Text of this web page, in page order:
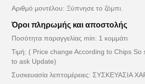
Αριθμό μοντέλου: Ξύπνησε το ζόμπι.
Όροι πληρωμής και αποστολής
Ποσότητα παραγγελίας min: 1 κομμάτι
Τιμή: ( Price change According to Chips So
to ask Update)
Συσκευασία λεπτομέρειες: ΣΥΣΚΕΥΑΣΙΑ